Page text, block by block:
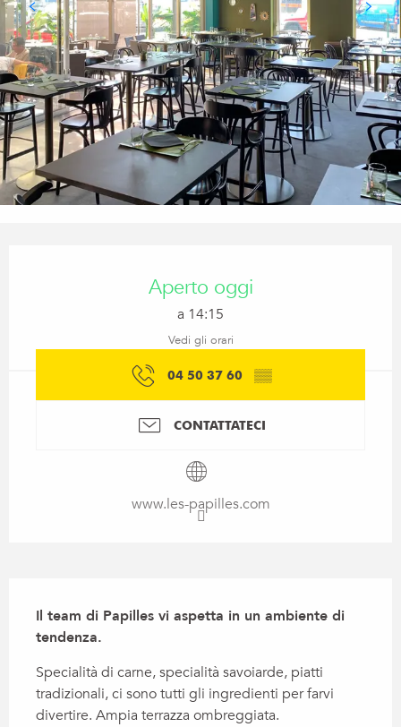
Aperto oggi
a 14:15
Vedi gli orari
04 50 37 60 ▒▒
CONTATTATECI
www.les-papilles.com
Il team di Papilles vi aspetta in un ambiente di
tendenza.
Specialità di carne, specialità savoiarde, piatti
tradizionali, ci sono tutti gli ingredienti per farvi
divertire. Ampia terrazza ombreggiata.